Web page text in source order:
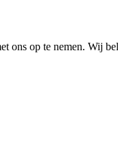
ons op te nemen. Wij